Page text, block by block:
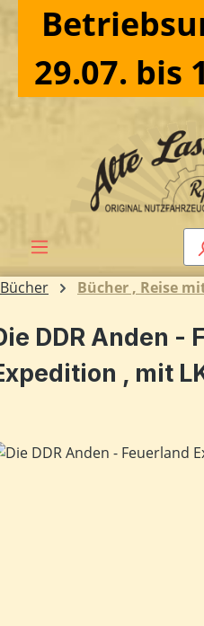
Zum Hauptinhalt springen
29.07. bis
Bücher Bücher , Reise
DDR Anden -
, mit
überspringen